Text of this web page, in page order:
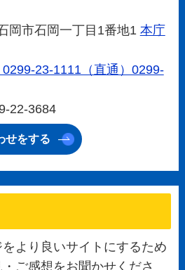
岡市石岡一丁目1番地1 本庁
0299-23-1111（直通）0299-
22-3684
せをする
より良いサイトにするため
ご感想をお聞かせくださ